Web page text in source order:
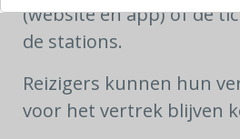
(website en app) of de
de stations.
Reizigers kunnen hun
voor het vertrek blijven